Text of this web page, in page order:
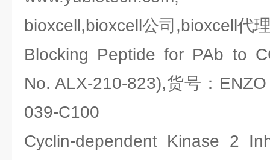
bioxcell,bioxcell公司,bioxcell代
Blocking Peptide for PAb to
No. ALX-210-823),货号：
039-C100
Cyclin-dependent Kinase 2